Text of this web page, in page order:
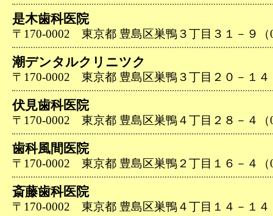
是木歯科医院
〒170-0002 東京都 豊島区巣鴨３丁目３１－９（
潮デンタルクリニツク
〒170-0002 東京都 豊島区巣鴨３丁目２０－１４
伏見歯科医院
〒170-0002 東京都 豊島区巣鴨４丁目２８－４（
歯科風間医院
〒170-0002 東京都 豊島区巣鴨２丁目１６－４（
斎藤歯科医院
〒170-0002 東京都 豊島区巣鴨４丁目１４－１４